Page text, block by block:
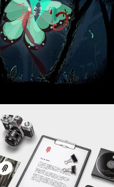
BRNS – MANY CHANCES